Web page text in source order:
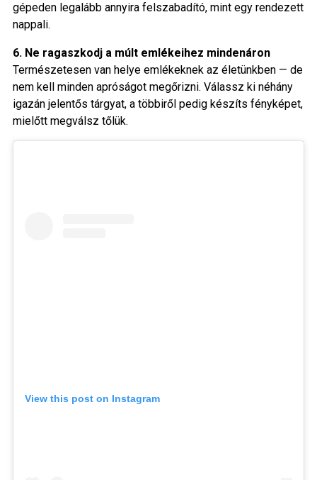
gépeden legalább annyira felszabadító, mint egy rendezett
nappali.
6. Ne ragaszkodj a múlt emlékeihez mindenáron
Természetesen van helye emlékeknek az életünkben — de
nem kell minden apróságot megőrizni. Válassz ki néhány
igazán jelentős tárgyat, a többiről pedig készíts fényképet,
mielőtt megválsz tőlük.
View this post on Instagram